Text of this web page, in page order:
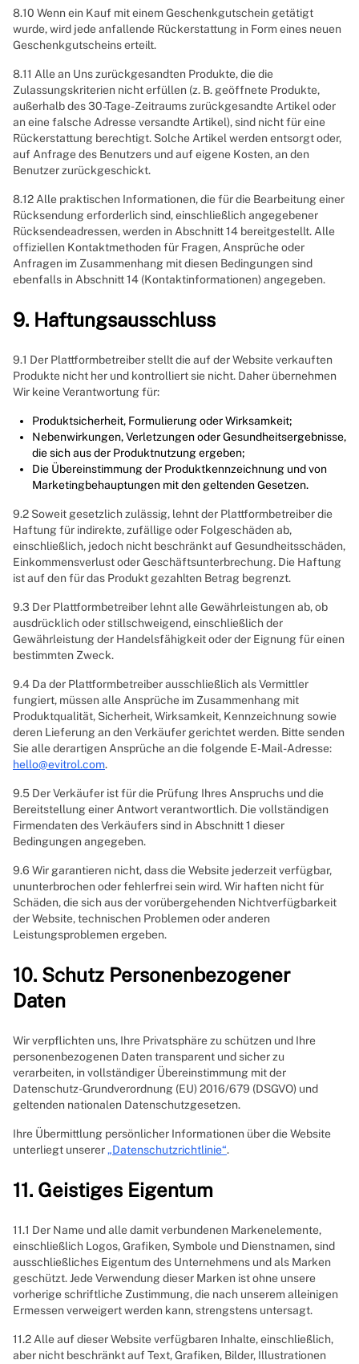
8.10 Wenn ein Kauf mit einem Geschenkgutschein getätigt
wurde, wird jede anfallende Rückerstattung in Form eines neuen
Geschenkgutscheins erteilt.
8.11 Alle an Uns zurückgesandten Produkte, die die
Zulassungskriterien nicht erfüllen (z. B. geöffnete Produkte,
außerhalb des 30-Tage-Zeitraums zurückgesandte Artikel oder
an eine falsche Adresse versandte Artikel), sind nicht für eine
Rückerstattung berechtigt. Solche Artikel werden entsorgt oder,
auf Anfrage des Benutzers und auf eigene Kosten, an den
Benutzer zurückgeschickt.
8.12 Alle praktischen Informationen, die für die Bearbeitung einer
Rücksendung erforderlich sind, einschließlich angegebener
Rücksendeadressen, werden in Abschnitt 14 bereitgestellt. Alle
offiziellen Kontaktmethoden für Fragen, Ansprüche oder
Anfragen im Zusammenhang mit diesen Bedingungen sind
ebenfalls in Abschnitt 14 (Kontaktinformationen) angegeben.
9. Haftungsausschluss
9.1 Der Plattformbetreiber stellt die auf der Website verkauften
Produkte nicht her und kontrolliert sie nicht. Daher übernehmen
Wir keine Verantwortung für:
Produktsicherheit, Formulierung oder Wirksamkeit;
Nebenwirkungen, Verletzungen oder Gesundheitsergebnisse,
die sich aus der Produktnutzung ergeben;
Die Übereinstimmung der Produktkennzeichnung und von
Marketingbehauptungen mit den geltenden Gesetzen.
9.2 Soweit gesetzlich zulässig, lehnt der Plattformbetreiber die
Haftung für indirekte, zufällige oder Folgeschäden ab,
einschließlich, jedoch nicht beschränkt auf Gesundheitsschäden,
Einkommensverlust oder Geschäftsunterbrechung. Die Haftung
ist auf den für das Produkt gezahlten Betrag begrenzt.
9.3 Der Plattformbetreiber lehnt alle Gewährleistungen ab, ob
ausdrücklich oder stillschweigend, einschließlich der
Gewährleistung der Handelsfähigkeit oder der Eignung für einen
bestimmten Zweck.
9.4 Da der Plattformbetreiber ausschließlich als Vermittler
fungiert, müssen alle Ansprüche im Zusammenhang mit
Produktqualität, Sicherheit, Wirksamkeit, Kennzeichnung sowie
deren Lieferung an den Verkäufer gerichtet werden. Bitte senden
Sie alle derartigen Ansprüche an die folgende E-Mail-Adresse:
hello@evitrol.com.
9.5 Der Verkäufer ist für die Prüfung Ihres Anspruchs und die
Bereitstellung einer Antwort verantwortlich. Die vollständigen
Firmendaten des Verkäufers sind in Abschnitt 1 dieser
Bedingungen angegeben.
9.6 Wir garantieren nicht, dass die Website jederzeit verfügbar,
ununterbrochen oder fehlerfrei sein wird. Wir haften nicht für
Schäden, die sich aus der vorübergehenden Nichtverfügbarkeit
der Website, technischen Problemen oder anderen
Leistungsproblemen ergeben.
10. Schutz Personenbezogener
Daten
Wir verpflichten uns, Ihre Privatsphäre zu schützen und Ihre
personenbezogenen Daten transparent und sicher zu
verarbeiten, in vollständiger Übereinstimmung mit der
Datenschutz-Grundverordnung (EU) 2016/679 (DSGVO) und
geltenden nationalen Datenschutzgesetzen.
Ihre Übermittlung persönlicher Informationen über die Website
unterliegt unserer„Datenschutzrichtlinie“.
11. Geistiges Eigentum
11.1 Der Name und alle damit verbundenen Markenelemente,
einschließlich Logos, Grafiken, Symbole und Dienstnamen, sind
ausschließliches Eigentum des Unternehmens und als Marken
geschützt. Jede Verwendung dieser Marken ist ohne unsere
vorherige schriftliche Zustimmung, die nach unserem alleinigen
Ermessen verweigert werden kann, strengstens untersagt.
11.2 Alle auf dieser Website verfügbaren Inhalte, einschließlich,
aber nicht beschränkt auf Text, Grafiken, Bilder, Illustrationen